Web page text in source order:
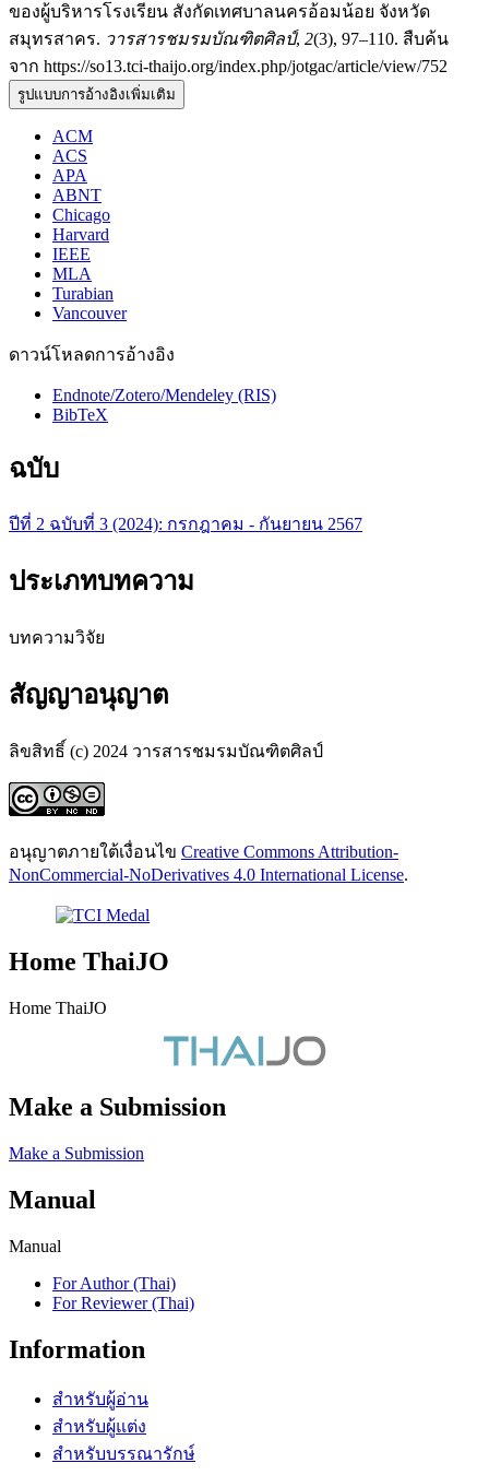
ของผู้บริหารโรงเรียน สังกัดเทศบาลนครอ้อมน้อย จังหวัด
สมุทรสาคร. วารสารชมรมบัณฑิตศิลป์, 2(3), 97–110. สืบค้น
จาก https://so13.tci-thaijo.org/index.php/jotgac/article/view/752
รูปแบบการอ้างอิงเพิ่มเติม
ACM
ACS
APA
ABNT
Chicago
Harvard
IEEE
MLA
Turabian
Vancouver
ดาวน์โหลดการอ้างอิง
Endnote/Zotero/Mendeley (RIS)
BibTeX
ฉบับ
ปีที่ 2 ฉบับที่ 3 (2024): กรกฎาคม - กันยายน 2567
ประเภทบทความ
บทความวิจัย
สัญญาอนุญาต
ลิขสิทธิ์ (c) 2024 วารสารชมรมบัณฑิตศิลป์
อนุญาตภายใต้เงื่อนไข Creative Commons Attribution-
NonCommercial-NoDerivatives 4.0 International License.
Home ThaiJO
Home ThaiJO
Make a Submission
Make a Submission
Manual
Manual
For Author (Thai)
For Reviewer (Thai)
Information
สำหรับผู้อ่าน
สำหรับผู้แต่ง
สำหรับบรรณารักษ์